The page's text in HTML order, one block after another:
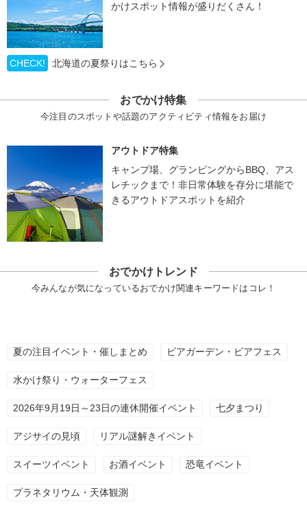
かけスポット情報が盛りだくさん！
CHECK! 北海道の夏祭りはこちら
おでかけ特集
今注目のスポットや話題のアクティビティ情報をお届け
アウトドア特集
キャンプ場、グランピングからBBQ、アス
レチックまで！非日常体験を存分に堪能で
きるアウトドアスポットを紹介
おでかけトレンド
今みんなが気になっているおでかけ関連キーワードはコレ！
夏の注目イベント・催しまとめ ビアガーデン・ビアフェス
水かけ祭り・ウォーターフェス
2026年9月19日～23日の連休開催イベント 七夕まつり
アジサイの見頃 リアル謎解きイベント
スイーツイベント お酒イベント 恐竜イベント
プラネタリウム・天体観測